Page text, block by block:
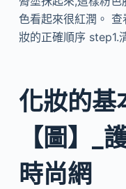
色看起來很紅潤。
妝的正確順序 step1.
化妝的基
【圖】_
時尚網